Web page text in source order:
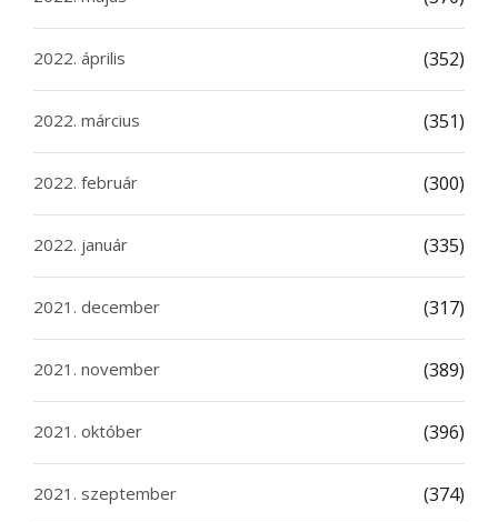
2022. április (352)
2022. március (351)
2022. február (300)
2022. január (335)
2021. december (317)
2021. november (389)
2021. október (396)
2021. szeptember (374)